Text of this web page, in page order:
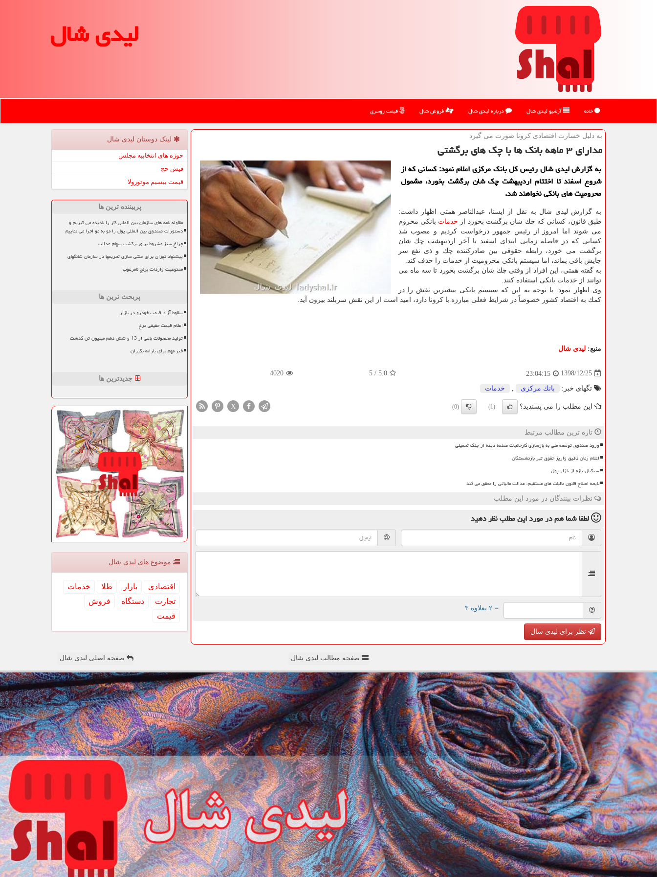
لیدی شال
خانه آرشیو لیدی شال درباره لیدی شال فروش شال قیمت روسری
به دلیل خسارت اقتصادی كرونا صورت می گیرد
مدارای ۳ ماهه بانك ها با چك های برگشتی
به گزارش لیدی شال رئیس كل بانك مركزی اعلام نمود: كسانی كه از
شروع اسفند تا اختتام اردیبهشت چك شان برگشت بخورد، مشمول
محرومیت های بانكی نخواهند شد.
به گزارش لیدی شال به نقل از ایسنا، عبدالناصر همتی اظهار داشت:
طبق قانون، كسانی كه چك شان برگشت بخورد از خدمات بانكی محروم
می شوند اما امروز از رئیس جمهور درخواست كردیم و مصوب شد
كسانی كه در فاصله زمانی ابتدای اسفند تا آخر اردیبهشت چك شان
برگشت می خورد، رابطه حقوقی بین صادركننده چك و ذی نفع سر
جایش باقی بماند، اما سیستم بانكی محرومیت از خدمات را حذف كند.
به گفته همتی، این افراد از وقتی چك شان برگشت بخورد تا سه ماه می
توانند از خدمات بانكی استفاده كنند.
وی اظهار نمود: با توجه به این كه سیستم بانكی بیشترین نقش را در
كمك به اقتصاد كشور خصوصاً در شرایط فعلی مبارزه با كرونا دارد، امید است از این نقش سربلند بیرون آید.
منبع: لیدی شال
1398/12/25
23:04:15
5.0
/
5
4020
تگهای خبر: بانك مركزی خدمات
این مطلب را می پسندید؟ (1)
(0)
X
تازه ترین مطالب مرتبط
ورود صندوق توسعه ملی به بازسازی کارخانجات صدمه دیده از جنگ تحمیلی
اعلام زمان دقیق واریز حقوق تیر بازنشستگان
سیگنال تازه از بازار پول
لایحه اصلاح قانون مالیات های مستقیم، عدالت مالیاتی را محقق می کند
نظرات بینندگان در مورد این مطلب
لطفا شما همدر مورد این مطلبنظر دهید
= ۲ بعلاوه ۳
نظر برای لیدی شال
لینک دوستان لیدی شال
حوزه های انتخابیه مجلس
فیش حج
قیمت بیسیم موتورولا
پربیننده ترین ها
مقاوله نامه های سازمان بین المللی کار را نادیده می گیریم و
دستورات صندوق بین المللی پول را مو به مو اجرا می نماییم
چراغ سبز مشروط برای برگشت سهام عدالت
پیشنهاد تهران برای خنثی سازی تحریمها در سازمان شانگهای
ممنوعیت واردات برنج نامرغوب
پربحث ترین ها
سقوط آزاد قیمت خودرو در بازار
اعلام قیمت حقیقی مرغ
تولید محصولات باغی از 13 و شش دهم میلیون تن گذشت
خبر مهم برای یارانه بگیران
جدیدترین ها
موضوع های لیدی شال
اقتصادی بازار طلا
خدمات
تجارت
دستگاه
فروش
قیمت
صفحه مطالب لیدی شال صفحه اصلی لیدی شال